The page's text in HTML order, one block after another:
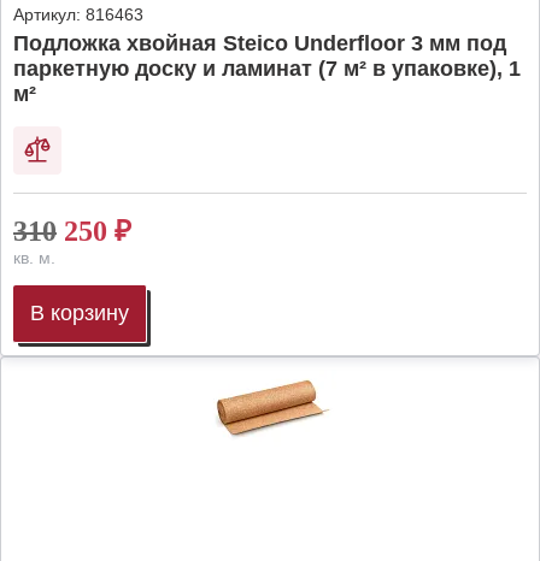
Артикул: 816463
Подложка хвойная Steico Underfloor 3 мм под
паркетную доску и ламинат (7 м² в упаковке), 1
м²
310 250 ₽
кв. м.
В корзину